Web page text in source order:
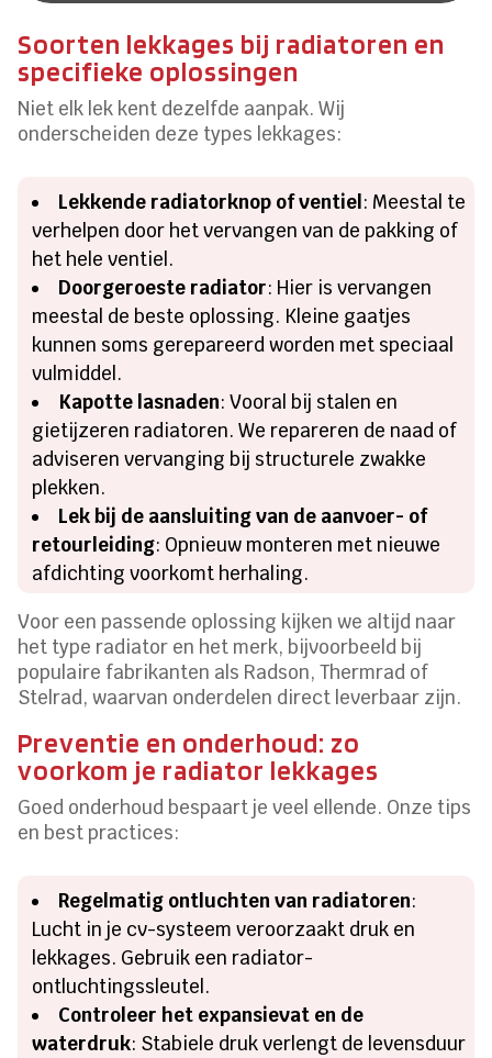
Soorten lekkages bij radiatoren en
specifieke oplossingen
Niet elk lek kent dezelfde aanpak. Wij
onderscheiden deze types lekkages:
Lekkende radiatorknop of ventiel : Meestal te
verhelpen door het vervangen van de pakking of
het hele ventiel.
Doorgeroeste radiator: Hier is vervangen
meestal de beste oplossing. Kleine gaatjes
kunnen soms gerepareerd worden met speciaal
vulmiddel.
Kapotte lasnaden: Vooral bij stalen en
gietijzeren radiatoren. We repareren de naad of
adviseren vervanging bij structurele zwakke
plekken.
Lek bij de aansluiting van de aanvoer- of
retourleiding: Opnieuw monteren met nieuwe
afdichting voorkomt herhaling.
Voor een passende oplossing kijken we altijd naar
het type radiator en het merk, bijvoorbeeld bij
populaire fabrikanten als Radson, Thermrad of
Stelrad, waarvan onderdelen direct leverbaar zijn.
Preventie en onderhoud: zo
voorkom je radiator lekkages
Goed onderhoud bespaart je veel ellende. Onze tips
en best practices:
Regelmatig ontluchten van radiatoren:
Lucht in je cv-systeem veroorzaakt druk en
lekkages. Gebruik een radiator-
ontluchtingssleutel.
Controleer het expansievat en de
waterdruk: Stabiele druk verlengt de levensduur